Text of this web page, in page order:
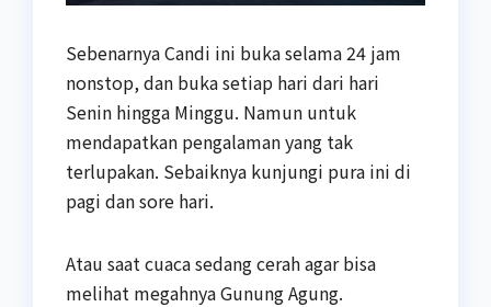
Sebenarnya Candi ini buka selama 24 jam
nonstop, dan buka setiap hari dari hari
Senin hingga Minggu. Namun untuk
mendapatkan pengalaman yang tak
terlupakan. Sebaiknya kunjungi pura ini di
pagi dan sore hari.
Atau saat cuaca sedang cerah agar bisa
melihat megahnya Gunung Agung.